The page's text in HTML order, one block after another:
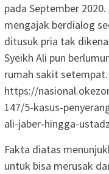
pada September
mengajak berdialog
ditusuk pria tak
Syeikh Ali pun
rumah sakit setempat.
https://
147/5-kasus-
ali-jaber-hingga-
Fakta diatas
untuk bisa merusak